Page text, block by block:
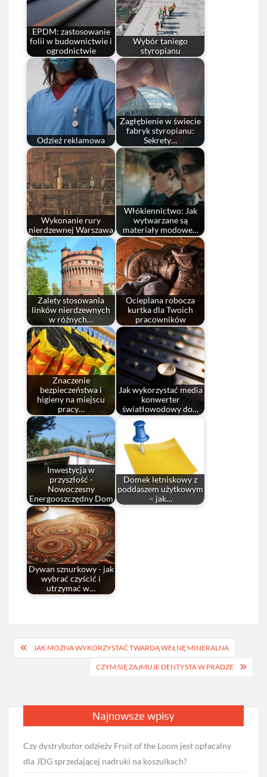
EPDM: zastosowanie
folii w budownictwie i
ogrodnictwie
Wybór taniego
styropianu
Odzież reklamowa
Zagłębienie w świecie
fabryk styropianu:
Sekrety…
Wykonanie rury
nierdzewnej Warszawa
Włókiennictwo: Jak
wytwarzane są
materiały modowe…
Zalety stosowania
linków nierdzewnych
w różnych…
Ocieplana robocza
kurtka dla Twoich
pracowników
Znaczenie
bezpieczeństwa i
higieny na miejscu
pracy…
Jak wykorzystać media
konwerter
światłowodowy do…
Inwestycja w
przyszłość -
Nowoczesny
Energooszczędny Dom
Domek letniskowy z
poddaszem użytkowym
– jak…
Dywan sznurkowy - jak
wybrać czyścić i
utrzymać w…
Nawigacja
JAK MOŻNA WYKORZYSTAĆ TWARDĄ WEŁNĘ MINERALNA
CZYM SIĘ ZAJMUJE DENTYSTA W PRADZE
Najnowsze wpisy
Czy dystrybutor odzieży Fruit of the Loom jest opłacalny
dla JDG sprzedającej nadruki na koszulkach?